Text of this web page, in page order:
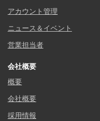
アカウント管理
ニュース＆イベント
営業担当者
会社概要
概要
会社概要
採用情報